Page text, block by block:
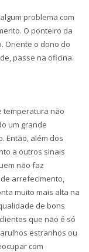
problema com
O ponteiro da
Oriente o dono do
passe na oficina.
temperatura não
um grande
Então, além dos
a outros sinais
não faz
arrefecimento,
muito mais alta na
de bons
que não é só
estranhos ou
com